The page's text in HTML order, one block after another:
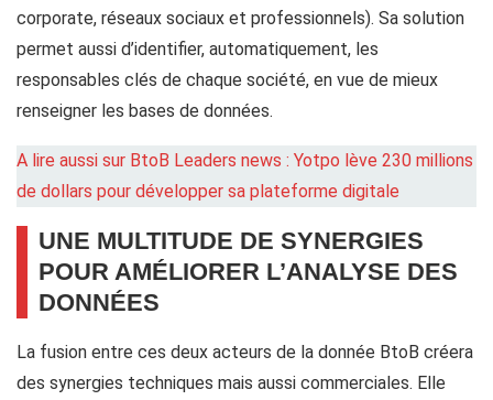
corporate, réseaux sociaux et professionnels). Sa solution
permet aussi d’identifier, automatiquement, les
responsables clés de chaque société, en vue de mieux
renseigner les bases de données.
A lire aussi sur BtoB Leaders news : Yotpo lève 230 millions
de dollars pour développer sa plateforme digitale
UNE MULTITUDE DE SYNERGIES
POUR AMÉLIORER L’ANALYSE DES
DONNÉES
La fusion entre ces deux acteurs de la donnée BtoB créera
des synergies techniques mais aussi commerciales. Elle